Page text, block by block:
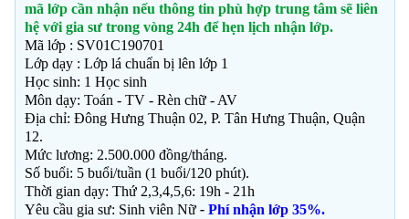
mã lớp cần nhận nếu thông tin phù hợp trung tâm sẽ liên
hệ với gia sư trong vòng 24h để hẹn lịch nhận lớp.
Mã lớp : SV01C190701
Lớp dạy : Lớp lá chuẩn bị lên lớp 1
Học sinh: 1 Học sinh
Môn dạy: Toán - TV - Rèn chữ - AV
Địa chỉ: Đông Hưng Thuận 02, P. Tân Hưng Thuận, Quận
12.
Mức lương: 2.500.000 đồng/tháng.
Số buổi: 5 buổi/tuần (1 buổi/120 phút).
Thời gian dạy: Thứ 2,3,4,5,6: 19h - 21h
Yêu cầu gia sư: Sinh viên Nữ - Phí nhận lớp 35%.